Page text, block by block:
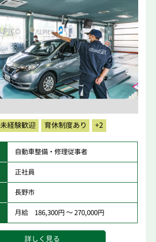
未経験歓迎 育休制度あり +2
自動車整備・修理従事者
正社員
長野市
月給 186,300円 ～ 270,000円
詳しく見る